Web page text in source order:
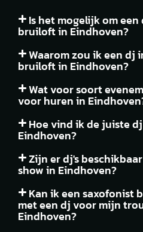
Is het mogelijk om
bruiloft in Eindhoven?
Waarom zou ik een dj
bruiloft in Eindhoven?
Wat voor soort
voor huren in
Hoe vind ik de juiste
Eindhoven?
Zijn er dj's
show in Eindhoven?
Kan ik een saxofonist
met een dj voor mijn
Eindhoven?